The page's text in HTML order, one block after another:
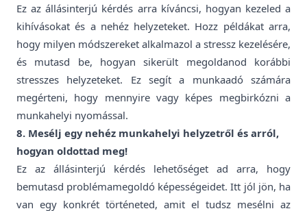
Ez az állásinterjú kérdés arra kíváncsi, hogyan kezeled a
kihívásokat és a nehéz helyzeteket. Hozz példákat arra,
hogy milyen módszereket alkalmazol a stressz kezelésére,
és mutasd be, hogyan sikerült megoldanod korábbi
stresszes helyzeteket. Ez segít a munkaadó számára
megérteni, hogy mennyire vagy képes megbirkózni a
munkahelyi nyomással.
8. Mesélj egy nehéz munkahelyi helyzetről és arról,
hogyan oldottad meg!
Ez az állásinterjú kérdés lehetőséget ad arra, hogy
bemutasd problémamegoldó képességeidet. Itt jól jön, ha
van egy konkrét történeted, amit el tudsz mesélni az